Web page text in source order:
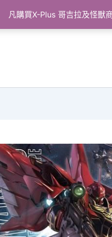
凡購買X-Plus 哥吉拉及怪獸